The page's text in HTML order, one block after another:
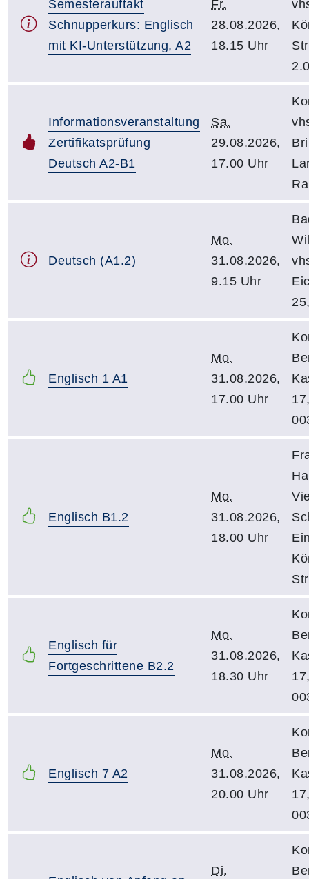
Semesterauftakt
Schnupperkurs: Englisch
mit KI-Unterstützung, A2
Fr.
28.08.2026,
18.15 Uhr
Informationsveranstaltung
Zertifikatsprüfung
Deutsch A2-B1
Sa.
29.08.2026,
17.00 Uhr
Deutsch (A1.2)
Mo.
31.08.2026,
9.15 Uhr
Englisch 1 A1
Mo.
31.08.2026,
17.00 Uhr
Englisch B1.2
Mo.
31.08.2026,
18.00 Uhr
Englisch für
Fortgeschrittene B2.2
Mo.
31.08.2026,
18.30 Uhr
Englisch 7 A2
Mo.
31.08.2026,
20.00 Uhr
Di.